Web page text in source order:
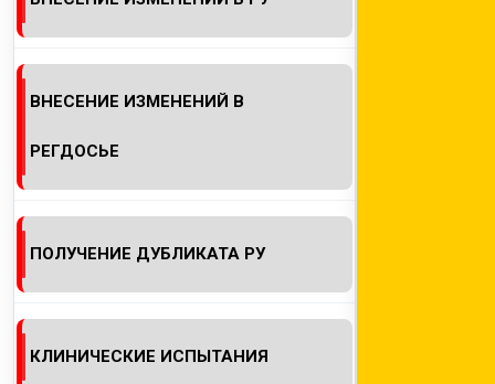
ВНЕСЕНИЕ ИЗМЕНЕНИЙ В
РЕГДОСЬЕ
ПОЛУЧЕНИЕ ДУБЛИКАТА РУ
КЛИНИЧЕСКИЕ ИСПЫТАНИЯ